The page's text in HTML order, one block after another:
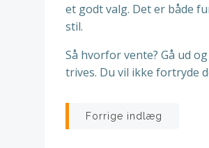
et godt valg. Det er både
stil.
Så hvorfor vente? Gå ud
trives. Du vil ikke fortryde
Forrige indlæg